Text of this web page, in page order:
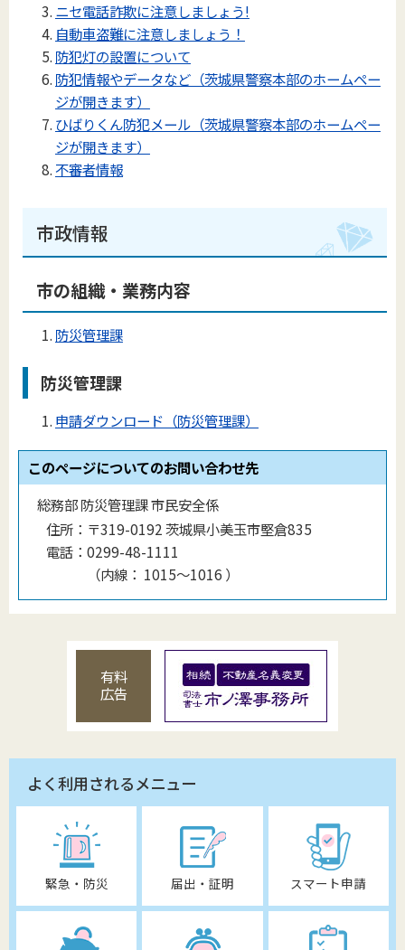
ニセ電話詐欺に注意しましょう!
自動車盗難に注意しましょう！
防犯灯の設置について
防犯情報やデータなど（茨城県警察本部のホームペー
ジが開きます）
ひばりくん防犯メール（茨城県警察本部のホームペー
ジが開きます）
不審者情報
市政情報
市の組織・業務内容
防災管理課
防災管理課
申請ダウンロード（防災管理課）
このページについてのお問い合わせ先
総務部 防災管理課 市民安全係
住所： 〒319-0192 茨城県小美玉市堅倉835
電話： 0299-48-1111
（内線 ： 1015〜1016 ）
有料
広告
よく利用されるメニュー
緊急・防災 届出・証明 スマート申請